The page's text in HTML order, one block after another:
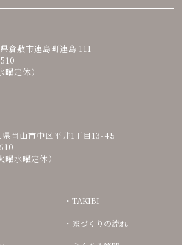
倉敷市連島町連島 111
定休）
岡山市中区平井1丁目13-45
水曜定休）
TAKIBI
家づくりの流れ